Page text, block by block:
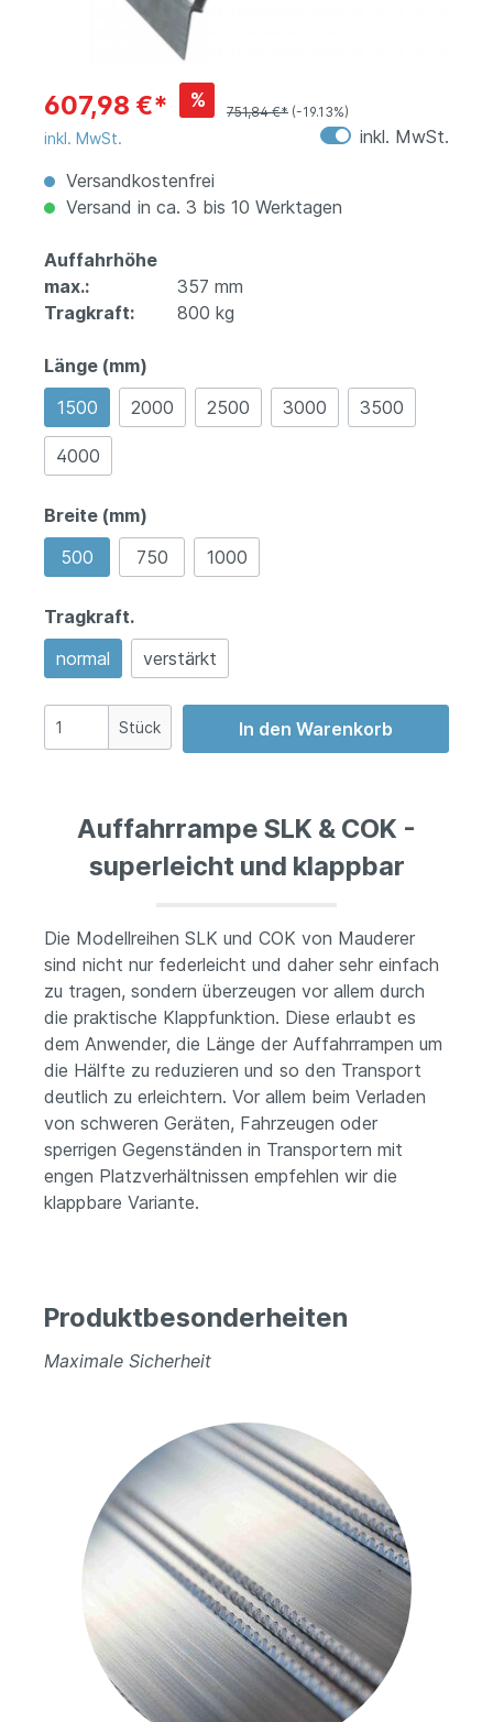
607,98 €* %
751,84 €* (-19.13%)
inkl. MwSt.
inkl. MwSt.
Versandkostenfrei
Versand in ca. 3 bis 10 Werktagen
Auffahrhöhe
max.:
357 mm
Tragkraft:
800 kg
Länge (mm)
1500
2000 2500 3000 3500
4000
Breite (mm)
500
750 1000
Tragkraft.
normal
verstärkt
Stück In den Warenkorb
Auffahrrampe SLK & COK -
superleicht und klappbar
Die Modellreihen SLK und COK von Mauderer
sind nicht nur federleicht und daher sehr einfach
zu tragen, sondern überzeugen vor allem durch
die praktische Klappfunktion. Diese erlaubt es
dem Anwender, die Länge der Auffahrrampen um
die Hälfte zu reduzieren und so den Transport
deutlich zu erleichtern. Vor allem beim Verladen
von schweren Geräten, Fahrzeugen oder
sperrigen Gegenständen in Transportern mit
engen Platzverhältnissen empfehlen wir die
klappbare Variante.
Produktbesonderheiten
Maximale Sicherheit